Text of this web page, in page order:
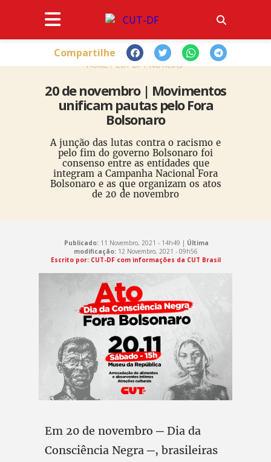
HOME CUT-DF NOTÍCIAS
20 de novembro | Movimentos
unificam pautas pelo Fora
Bolsonaro
A junção das lutas contra o racismo e
pelo fim do governo Bolsonaro foi
consenso entre as entidades que
integram a Campanha Nacional Fora
Bolsonaro e as que organizam os atos
de 20 de novembro
Compartilhe
Publicado: 11 Novembro, 2021 - 14h49 | Última
modificação:12 Novembro, 2021 - 09h56
Escrito por: CUT-DF com informações da CUT Brasil
Em 20 de novembro ─ Dia da
Consciência Negra ─, brasileiras